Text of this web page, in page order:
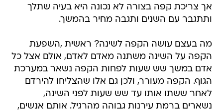
אך צריכת קפה בצורה לא נכונה היא בעיה שתלך
ותתגבר עם השנים ותגבה מחיר בהמשך.
מה בעצם עושה הקפה לשינה? ראשית ,השפעת
הקפה על השינה משתנה מאדם לאדם, אולם אצל כל
אדם במשך שש שעות לפחות הקפה נשאר במערכת
הגוף. הקפה מעורר, ולכן גם אלו שהצליחו להירדם
לאחר ששתו אותו עד שש שעות לפני השינה,
נשארים ברמת עירנות גבוהה מהרגיל. אותם אנשים,